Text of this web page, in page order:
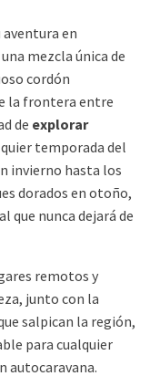
en
mezcla única de
cordón
la frontera entre
de explorar
temporada del
invierno hasta los
dorados en otoño,
que nunca dejará de
remotos y
junto con la
salpican la región,
para cualquier
autocaravana.